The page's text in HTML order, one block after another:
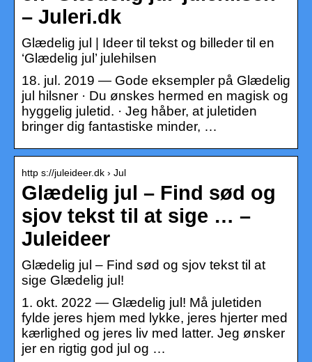
– Juleri.dk
Glædelig jul | Ideer til tekst og billeder til en
‘Glædelig jul’ julehilsen
18. jul. 2019 — Gode eksempler på Glædelig
jul hilsner · Du ønskes hermed en magisk og
hyggelig juletid. · Jeg håber, at juletiden
bringer dig fantastiske minder, …
http s://juleideer.dk › Jul
Glædelig jul – Find sød og
sjov tekst til at sige … –
Juleideer
Glædelig jul – Find sød og sjov tekst til at
sige Glædelig jul!
1. okt. 2022 — Glædelig jul! Må juletiden
fylde jeres hjem med lykke, jeres hjerter med
kærlighed og jeres liv med latter. Jeg ønsker
jer en rigtig god jul og …